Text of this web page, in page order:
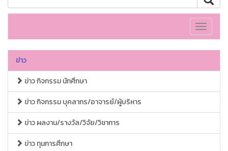
Toggle
ข่าว
ข่าว กิจกรรม นักศึกษา
ข่าว กิจกรรม บุคลากร/อาจารย์/ผู้บริหาร
ข่าว ผลงาน/รางวัล/วิจัย/วิชาการ
ข่าว ทุนการศึกษา